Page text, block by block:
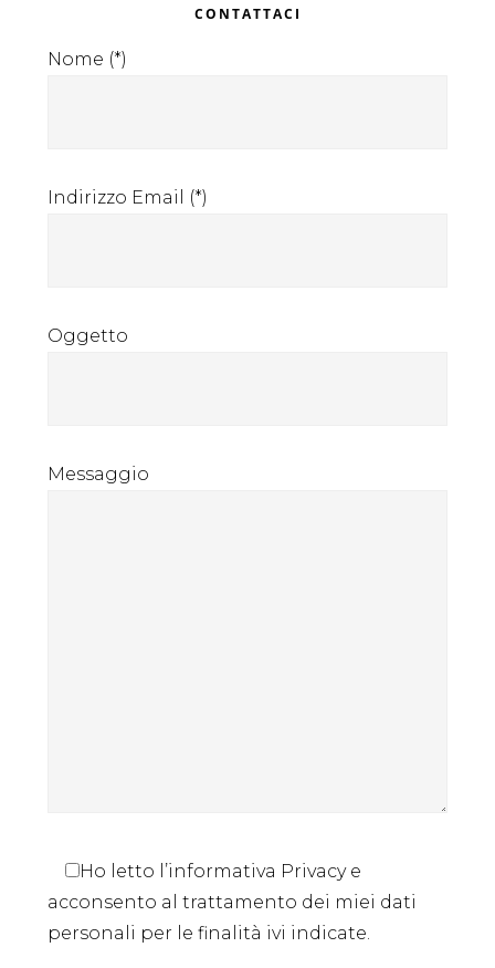
Sidebar
CONTATTACI
Nome (*)
Indirizzo Email (*)
Oggetto
Messaggio
Ho letto l’informativa Privacy e
acconsento al trattamento dei miei dati
personali per le finalità ivi indicate.